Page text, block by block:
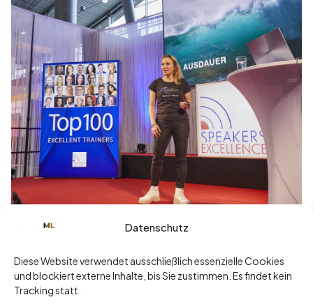
Datenschutz
Diese Website verwendet ausschließlich essenzielle Cookies
und blockiert externe Inhalte, bis Sie zustimmen. Es findet kein
Tracking statt.
Keynote auf dem Impulsforum, didacta
Messe Köln